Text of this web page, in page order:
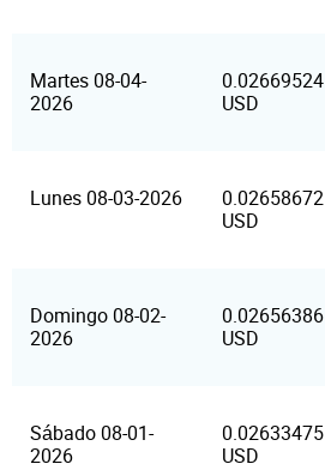
Martes 08-04-
2026
0.02669524
USD
Lunes 08-03-2026
0.02658672
USD
Domingo 08-02-
2026
0.02656386
USD
Sábado 08-01-
2026
0.02633475
USD